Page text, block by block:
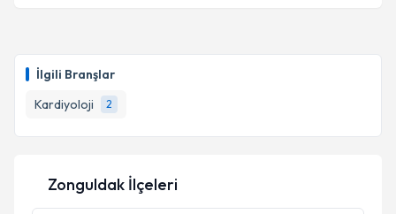
İlgili Branşlar
Kardiyoloji
2
takvim hazırlandığında e-posta ile bilgilendireceğiz.
E-posta Adresiniz
Kişisel verilerimin işlenmesine ilişkinAydınlatma
Zonguldak İlçeleri